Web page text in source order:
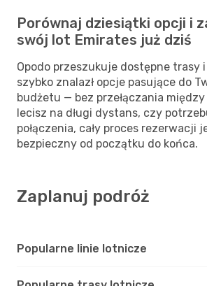
Porównaj dziesiątki opcji i
swój lot Emirates już dziś
Opodo przeszukuje dostępne trasy i
szybko znalazł opcje pasujące do
budżetu — bez przełączania między
lecisz na długi dystans, czy
połączenia, cały proces rezerwacji
bezpieczny od początku do końca.
Zaplanuj podróż
Popularne linie lotnicze